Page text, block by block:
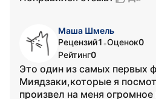
Маша Шмель
Рецензий1 •Оценок0
Рейтинг0
Это один из самых первых
Миядзаки,которые я
произвел на меня огромное